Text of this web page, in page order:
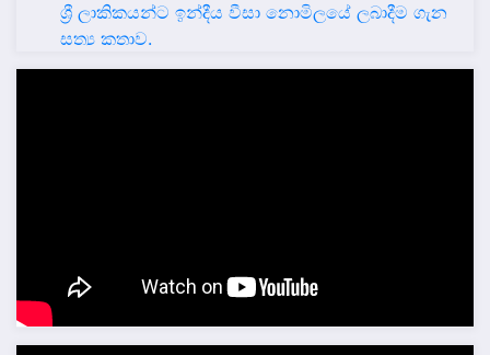
ශ්‍රී ලාකිකයන්ට ඉන්දීය වීසා නොමිලයේ ලබාදීම ගැන
සත්‍ය කතාව.